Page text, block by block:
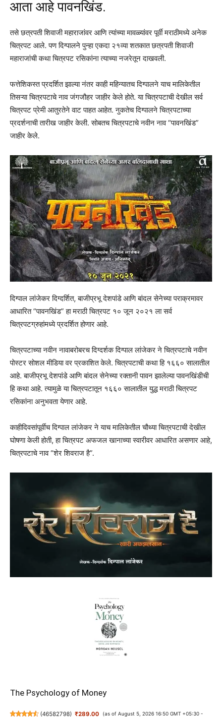
आता आहे पावनखिंड.
तसे छत्रपती शिवाजी महाराजांवर आणि त्यांच्या मावळ्यांवर पूर्वी मराठीमध्ये अनेक
चित्रपट आले. पण दिग्पालने पुन्हा एकदा २१व्या शतकात छत्रपती शिवाजी
महाराजांची कथा चित्रपट रसिकांना त्याच्या नजरेतून दाखवली.
फत्तेशिकस्त प्रदर्शित झाल्या नंतर काही महिन्यातच दिग्पालने याच मालिकेतील
तिसऱ्या चित्रपटाचे नाव जंगजौहर जाहीर केले होते. या चित्रपटाची देखील सर्व
चित्रपट प्रेमी आतुरतेने वाट पाहत आहेत. नुकतेच दिग्पालने चित्रपटाच्या
प्रदर्शनाची तारीख जाहीर केली. सोबतच चित्रपटाचे नवीन नाव “पावनखिंड”
जाहीर केले.
दिग्पाल लांजेकर दिग्दर्शित, बाजीप्रभू देशपांडे आणि बांदल सेनेच्या पराक्रमावर
आधारित “पावनखिंड” हा मराठी चित्रपट १० जून २०२१ ला सर्व
चित्रपटग्रुहांमध्ये प्रदर्शित होणार आहे.
चित्रपटाच्या नवीन नावाबरोबरच दिग्दर्शक दिग्पाल लांजेकर ने चित्रपटाचे नवीन
पोस्टर सोशल मीडिया वर प्रकाशित केले. चित्रपटाची कथा हि १६६० सालातील
आहे. बाजीप्रभू देशपांडे आणि बांदल सेनेच्या रक्तानी पावन झालेल्या पावनखिंडीची
हि कथा आहे. त्यामुळे या चित्रपटातून १६६० सालातील युद्ध मराठी चित्रपट
रसिकांना अनुभवता येणार आहे.
काहीदिवसांपूर्वीच दिग्पाल लांजेकर ने याच मालिकेतील चौथ्या चित्रपटाची देखील
घोषणा केली होती, हा चित्रपट अफजल खानाच्या स्वारीवर आधारित असणार आहे,
चित्रपटाचे नाव “शेर शिवराज है”.
The Psychology of Money
(46582798) ₹289.00 (as of August 5, 2026 16:50 GMT +05:30 -